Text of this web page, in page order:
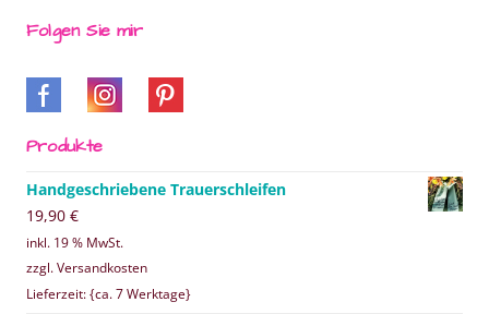
Folgen Sie mir
Produkte
Handgeschriebene Trauerschleifen
19,90 €
inkl. 19 % MwSt.
zzgl. Versandkosten
Lieferzeit: {ca. 7 Werktage}